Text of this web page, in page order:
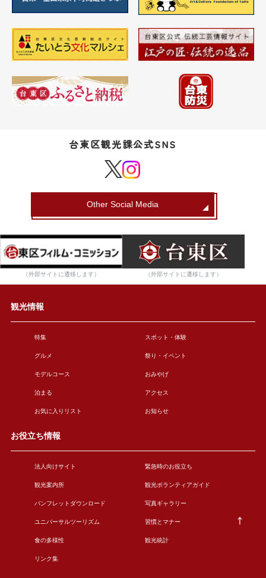
台東区観光課公式SNS
Other Social Media
（外部サイトに遷移します） （外部サイトに遷移します）
観光情報
特集 スポット・体験
グルメ 祭り・イベント
モデルコース おみやげ
泊まる アクセス
お気に入りリスト お知らせ
お役立ち情報
法人向けサイト 緊急時のお役立ち
観光案内所 観光ボランティアガイド
パンフレットダウンロード 写真ギャラリー
ユニバーサルツーリズム 習慣とマナー
食の多様性 観光統計
リンク集